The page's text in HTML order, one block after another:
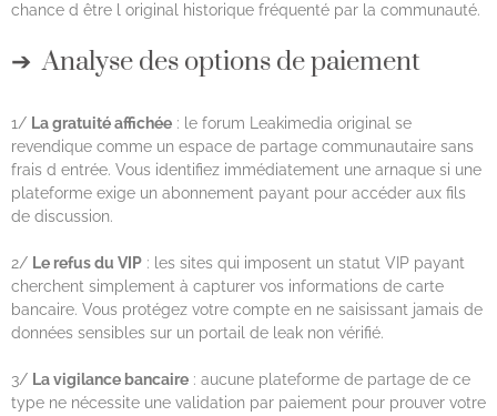
chance d être l original historique fréquenté par la communauté.
Analyse des options de paiement
1/ La gratuité affichée : le forum Leakimedia original se
revendique comme un espace de partage communautaire sans
frais d entrée. Vous identifiez immédiatement une arnaque si une
plateforme exige un abonnement payant pour accéder aux fils
de discussion.
2/ Le refus du VIP : les sites qui imposent un statut VIP payant
cherchent simplement à capturer vos informations de carte
bancaire. Vous protégez votre compte en ne saisissant jamais de
données sensibles sur un portail de leak non vérifié.
3/ La vigilance bancaire : aucune plateforme de partage de ce
type ne nécessite une validation par paiement pour prouver votre